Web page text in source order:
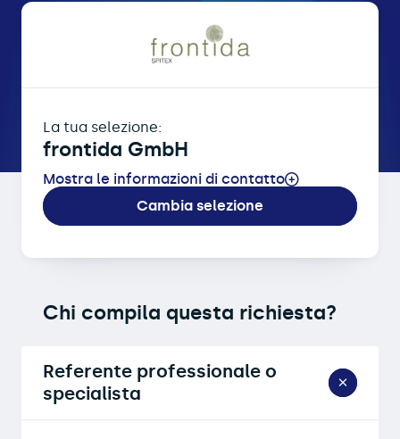
La tua selezione:
frontida GmbH
Mostra le informazioni di contatto
Cambia selezione
Chi compila questa richiesta?
Referente professionale o
specialista